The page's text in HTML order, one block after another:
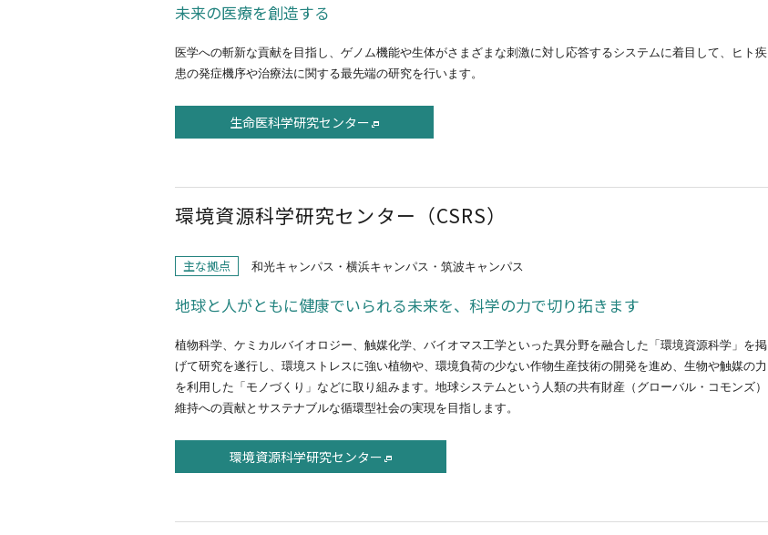
未来の医療を創造する
医学への斬新な貢献を目指し、ゲノム機能や生体がさまざまな刺激に対し応答するシステムに着目して、ヒト疾
患の発症機序や治療法に関する最先端の研究を行います。
生命医科学研究センター
環境資源科学研究センター（CSRS）
主な拠点 和光キャンパス・横浜キャンパス・筑波キャンパス
地球と人がともに健康でいられる未来を、科学の力で切り拓きます
植物科学、ケミカルバイオロジー、触媒化学、バイオマス工学といった異分野を融合した「環境資源科学」を掲
げて研究を遂行し、環境ストレスに強い植物や、環境負荷の少ない作物生産技術の開発を進め、生物や触媒の力
を利用した「モノづくり」などに取り組みます。地球システムという人類の共有財産（グローバル・コモンズ）
維持への貢献とサステナブルな循環型社会の実現を目指します。
環境資源科学研究センター